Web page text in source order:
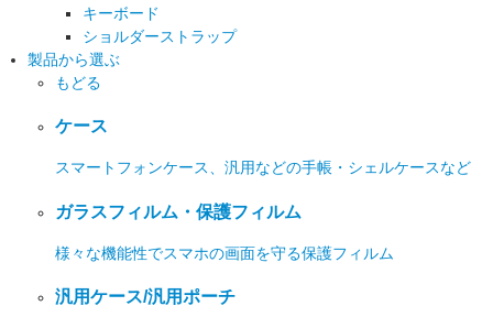
キーボード
ショルダーストラップ
製品から選ぶ
もどる
ケース
スマートフォンケース、汎用などの手帳・シェルケースなど
ガラスフィルム・保護フィルム
様々な機能性でスマホの画面を守る保護フィルム
汎用ケース/汎用ポーチ